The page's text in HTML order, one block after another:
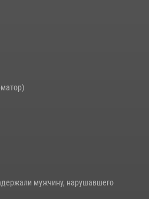
мужчину, нарушавшего